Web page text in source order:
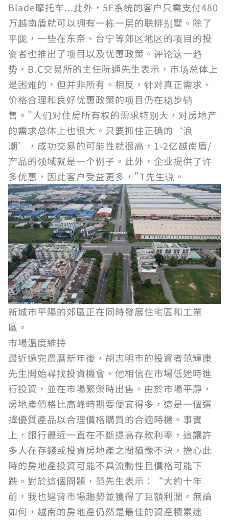
Blade摩托车...此外，5F系统的客户只需支付480
万越南盾就可以拥有一栋一层的联排别墅。除了
平陇，一些在东奈、台宁等郊区地区的项目的投
资者也推出了项目以及优惠政策。评论这一趋
势，B.C交易所的主任阮通先生表示，市场总体上
是困难的，但并非所有。相反，针对真正需求、
价格合理和良好优惠政策的项目仍在稳步销
售。"人们对住房所有权的需求特别大，对房地产
的需求总体上也很大。只要抓住正确的‘浪
潮’，成功交易的可能性就很高，1-2亿越南盾/
产品的领域就是一个例子。此外，企业提供了许
多优惠，因此客户受益更多，"T先生说。
新城市平陽的郊區正在同時發展住宅區和工業
區。
市場溫度維持
最近過完農曆新年後，胡志明市的投資者范輝康
先生開始尋找投資機會。他相信在市場低迷時進
行投資，並在市場繁榮時出售。由於市場平靜，
房地產價格比高峰時期要便宜得多，這是一個選
擇優質產品以合理價格購買的合適時機。事實
上，銀行最近一直在不斷提高存款利率，這讓許
多人在存錢或投資房地產之間猶豫不決，擔心此
時的房地產投資可能不具流動性且價格可能下
跌。對於這個問題，范先生表示：“大約十年
前，我也違背市場趨勢並獲得了巨額利潤。無論
如何，越南的房地產仍然是最佳的資產積累途